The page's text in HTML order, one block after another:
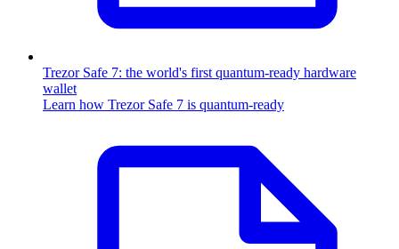
Trezor Safe 7: the world's first quantum-ready hardware
wallet
Learn how Trezor Safe 7 is quantum-ready